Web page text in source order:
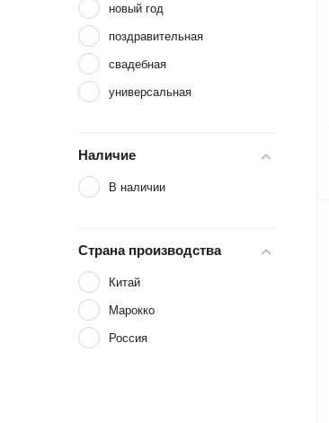
новый год
поздравительная
свадебная
универсальная
Наличие
В наличии
Страна производства
Китай
Марокко
Россия